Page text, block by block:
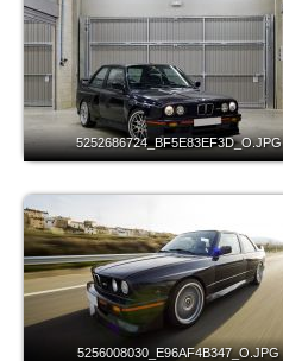
5252686724_BF5E83EF3D_O.JPG
5256008030_E96AF4B347_O.JPG